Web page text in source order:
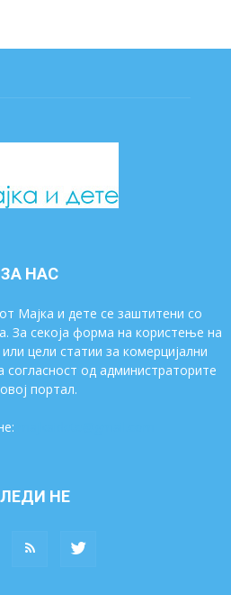
ЗА НАС
Мајка и дете се заштитени со
За секоја форма на користење на
цели статии за комерцијални
од администраторите
портал.
НЕ